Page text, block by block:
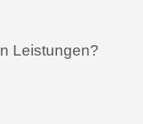
Leistungen?